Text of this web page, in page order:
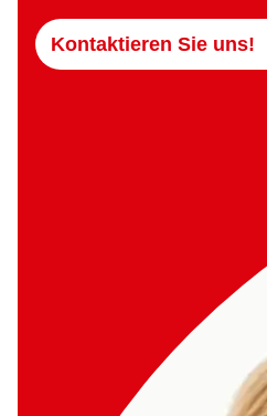
Kontaktieren Sie uns!